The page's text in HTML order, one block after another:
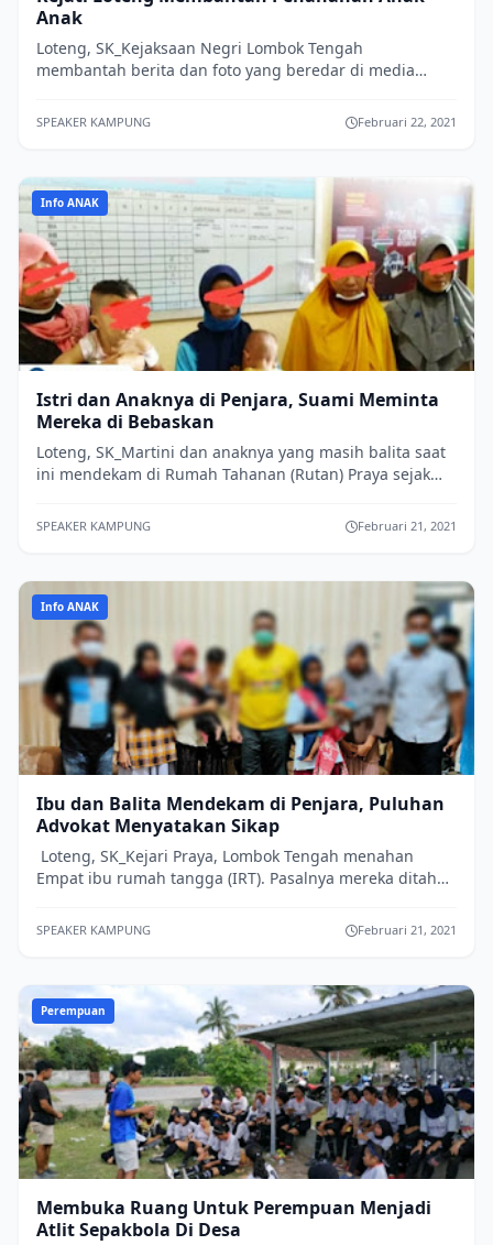
Anak
Loteng, SK_Kejaksaan Negri Lombok Tengah
membantah berita dan foto yang beredar di media
SPEAKER KAMPUNG Februari 22, 2021
Info ANAK
Istri dan Anaknya di Penjara, Suami Meminta
Mereka di Bebaskan
Loteng, SK_Martini dan anaknya yang masih balita saat
ini mendekam di Rumah Tahanan (Rutan) Praya sejak
SPEAKER KAMPUNG Februari 21, 2021
Info ANAK
Ibu dan Balita Mendekam di Penjara, Puluhan
Advokat Menyatakan Sikap
Loteng, SK_Kejari Praya, Lombok Tengah menahan
Empat ibu rumah tangga (IRT). Pasalnya mereka ditahan
SPEAKER KAMPUNG Februari 21, 2021
Perempuan
Membuka Ruang Untuk Perempuan Menjadi
Atlit Sepakbola Di Desa